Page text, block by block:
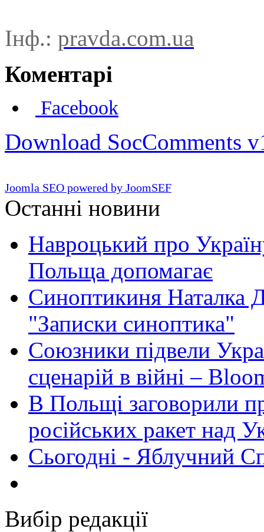
Інф.: pravda.com.ua
Коментарі
Facebook
Download SocComments
Joomla SEO powered by JoomSEF
Останні новини
Навроцький про
Польща допомагає
Синоптикиня Наталка
"Записки синоптика"
Союзники підвели
сценарій в війні –
В Польщі заговорили
російських ракет над
Сьогодні - Яблучний
Вибір редакції